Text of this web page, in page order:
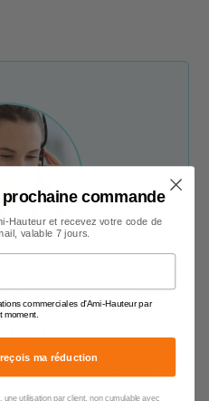
Un conseil ?
sont à votre
!
à votre disposition
commande
Hauteur et recevez votre code de
valable 7 jours.
commerciales d'Ami-Hauteur par
moment.
ma réduction
utilisation par client, non cumulable avec